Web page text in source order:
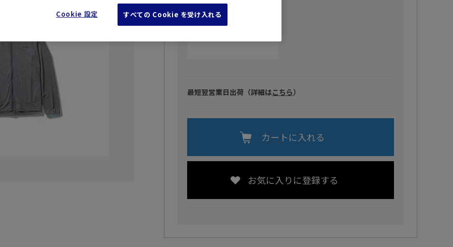
最短翌営業日出荷（詳細はこちら）
カートに入れる
お気に入りに登録する
Cookie 設定 すべての Cookie を受け入れる